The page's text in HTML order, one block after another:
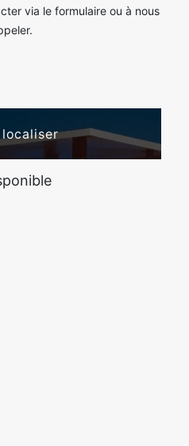
via le formulaire ou à nous
localiser